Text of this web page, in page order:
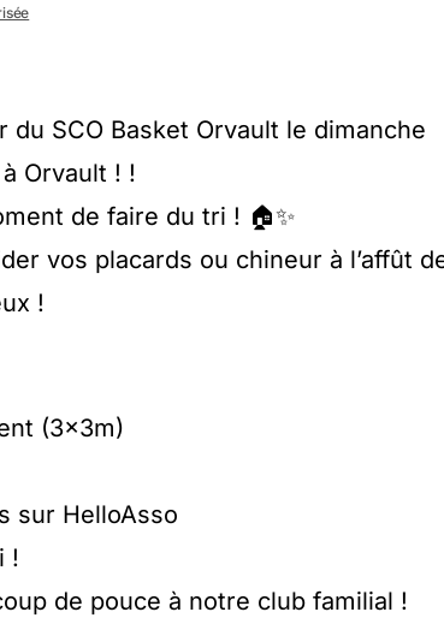
SCO Basket Orvault le dimanche
Orvault ! !
de faire du tri ! 🏠✨
vos placards ou chineur à l’affût
!
(3x3m)
sur HelloAsso
!
de pouce à notre club familial !